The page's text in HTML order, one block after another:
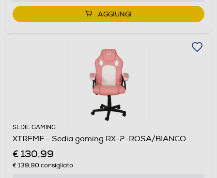
AGGIUNGI
SEDIE GAMING
XTREME - Sedia gaming RX-2-ROSA/BIANCO
€ 130,99
€ 139,90consigliato